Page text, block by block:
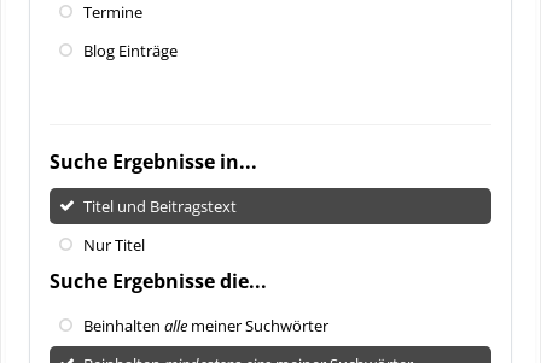
Termine
Blog Einträge
Suche Ergebnisse in...
Titel und Beitragstext
Nur Titel
Suche Ergebnisse die...
Beinhalten alle meiner Suchwörter